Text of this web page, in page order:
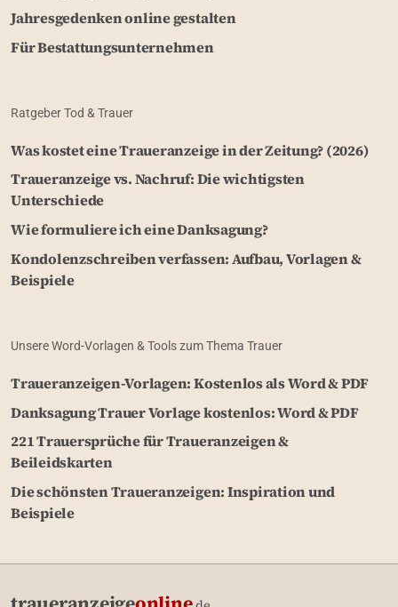
Jahresgedenken online gestalten
Für Bestattungsunternehmen
Ratgeber Tod & Trauer
Was kostet eine Traueranzeige in der Zeitung? (2026)
Traueranzeige vs. Nachruf: Die wichtigsten
Unterschiede
Wie formuliere ich eine Danksagung?
Kondolenzschreiben verfassen: Aufbau, Vorlagen &
Beispiele
Unsere Word-Vorlagen & Tools zum Thema Trauer
Traueranzeigen-Vorlagen: Kostenlos als Word & PDF
Danksagung Trauer Vorlage kostenlos: Word & PDF
221 Trauersprüche für Traueranzeigen &
Beileidskarten
Die schönsten Traueranzeigen: Inspiration und
Beispiele